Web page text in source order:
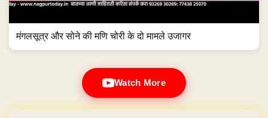
मंगलसूत्र और सोने की मणि चोरी के दो मामले उजागर
Watch More